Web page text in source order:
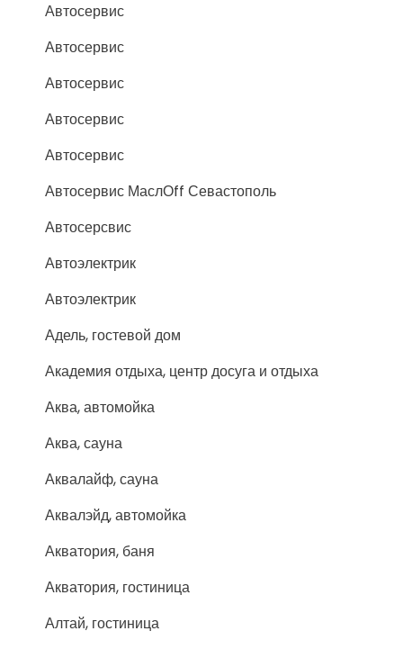
Автосервис
Автосервис
Автосервис
Автосервис
Автосервис
Автосервис МаслОff Севастополь
Автосерсвис
Автоэлектрик
Автоэлектрик
Адель, гостевой дом
Академия отдыха, центр досуга и отдыха
Аква, автомойка
Аква, сауна
Аквалайф, сауна
Аквалэйд, автомойка
Акватория, баня
Акватория, гостиница
Алтай, гостиница